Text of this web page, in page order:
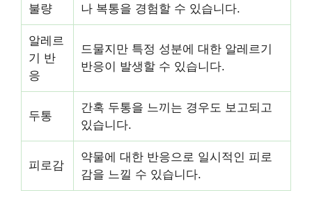
불량
나 복통을 경험할 수 있습니다.
알레르
기 반
응
드물지만 특정 성분에 대한 알레르기
반응이 발생할 수 있습니다.
두통
간혹 두통을 느끼는 경우도 보고되고
있습니다.
피로감
약물에 대한 반응으로 일시적인 피로
감을 느낄 수 있습니다.